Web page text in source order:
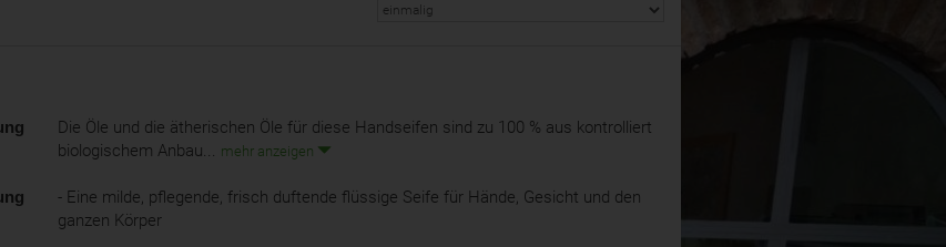
Die Öle und die ätherischen Öle für diese Handseifen sind zu 100 % aus kontrolliert
biologischem Anbau... mehr anzeigen
- Eine milde, pflegende, frisch duftende flüssige Seife für Hände, Gesicht und den
ganzen Körper